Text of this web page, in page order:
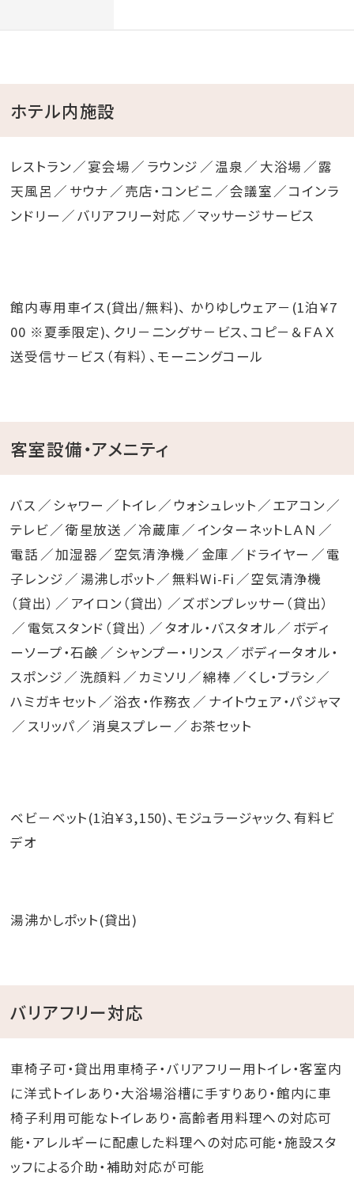
ホテル内施設
レストラン 宴会場 ラウンジ 温泉 大浴場
露
天風呂
サウナ 売店・コンビニ 会議室
コインラ
ンドリー
バリアフリー対応 マッサージサービス
館内専用車イス(貸出/無料)、 かりゆしウェア－(1泊￥7
00 ※夏季限定)、クリ－ニングサ－ビス、コピ－＆ＦＡＸ
送受信サ－ビス（有料）、モーニングコール
客室設備・アメニティ
バス シャワー トイレ ウォシュレット
エアコン
テレビ
衛星放送 冷蔵庫
インターネットＬＡＮ
電話
加湿器 空気清浄機 金庫 ドライヤー
電
子レンジ
湯沸しポット 無料Wi-Fi
空気清浄機
（貸出）
アイロン（貸出）
ズボンプレッサー（貸出）
電気スタンド（貸出）
タオル・バスタオル
ボディ
ーソープ・石鹸
シャンプー・リンス
ボディータオル・
スポンジ
洗顔料 カミソリ 綿棒
くし・ブラシ
ハミガキセット
浴衣・作務衣
ナイトウェア・パジャマ
スリッパ
消臭スプレー お茶セット
ベビ－ベット(1泊￥3,150)、モジュラージャック、有料ビ
デオ
湯沸かしポット(貸出)
バリアフリー対応
車椅子可・貸出用車椅子・バリアフリー用トイレ・客室内
に洋式トイレあり・大浴場浴槽に手すりあり・館内に車
椅子利用可能なトイレあり・高齢者用料理への対応可
能・アレルギーに配慮した料理への対応可能・施設スタ
ッフによる介助・補助対応が可能